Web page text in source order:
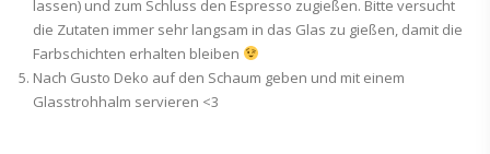
lassen) und zum Schluss den Espresso zugießen. Bitte versucht
die Zutaten immer sehr langsam in das Glas zu gießen, damit die
Farbschichten erhalten bleiben
Nach Gusto Deko auf den Schaum geben und mit einem
Glasstrohhalm servieren <3